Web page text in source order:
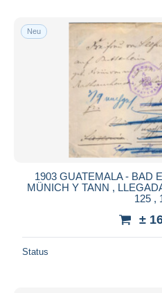
Neu
1903 GUATEMALA - BAD
MÜNICH Y TANN ,
125 ,
±
Status